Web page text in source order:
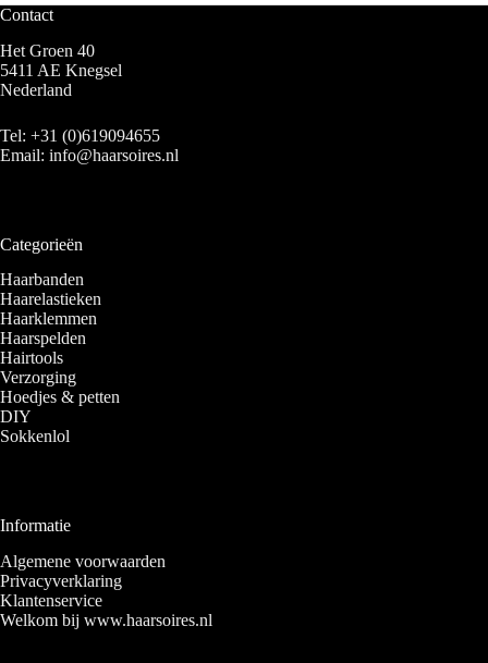
Contact
Het Groen 40
5411 AE Knegsel
Nederland
Tel: +31 (0)619094655
Email: info@haarsoires.nl
Categorieën
Haarbanden
Haarelastieken
Haarklemmen
Haarspelden
Hairtools
Verzorging
Hoedjes & petten
DIY
Sokkenlol
Informatie
Algemene voorwaarden
Privacyverklaring
Klantenservice
Welkom bij www.haarsoires.nl